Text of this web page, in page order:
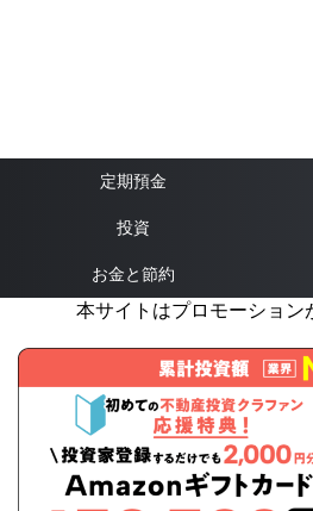
定期預金
投資
お金と節約
本サイトはプロモーション